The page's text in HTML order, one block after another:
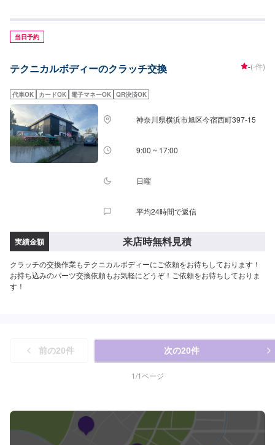
当日予約
テクニカルボディーのクラッチ交換 -(-件)
代車OK カードOK 電子マネーOK QR決済OK
神奈川県横浜市旭区今宿西町397-15
9:00 ~ 17:00
日曜
平均24時間で返信
実績金額 来店時無料見積
クラッチの交換作業もテクニカルボディーにご依頼をお待ちしております！
お持ち込みのパーツ交換依頼もお気軽にどうぞ！ご依頼をお待ちしておりま
す！
前の20件 次の20件
1/1ページ